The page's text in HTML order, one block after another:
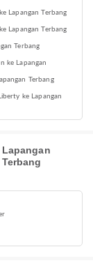
Lapangan Terbang
Lapangan Terbang
Terbang
ke Lapangan
Terbang
ke Lapangan